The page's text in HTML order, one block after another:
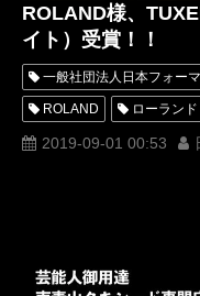
ROLAND様、
イト）受賞！！
一般社団法人日本フォー
ROLAND ローランド
ベストフォーマルウェア
2019-09-01 00:53